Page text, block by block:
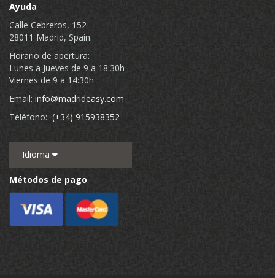
Ayuda
Calle Cebreros, 152
28011 Madrid, Spain.
Horario de apertura:
Lunes a Jueves de 9 a 18:30h
Viernes de 9 a 14:30h
Email: info@madrideasy.com
Teléfono: (+34) 915938352
Idioma
Métodos de pago